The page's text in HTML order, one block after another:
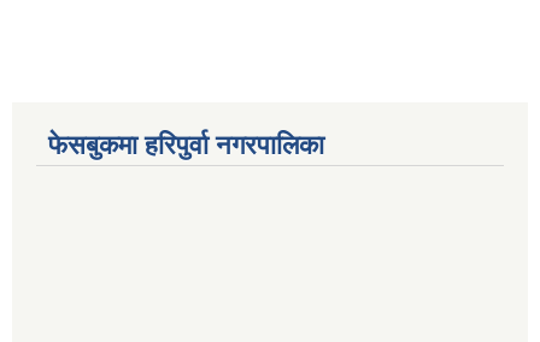
फेसबुकमा हरिपुर्वा नगरपालिका